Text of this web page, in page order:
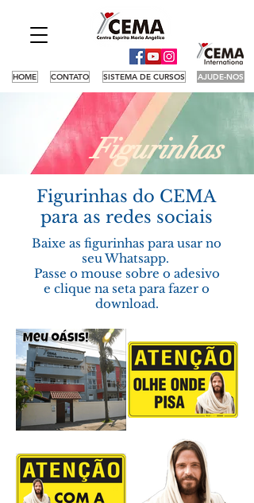
HOME CONTATO SISTEMA DE CURSOS AJUDE-NOS
Figurinhas
Figurinhas do CEMA
para as redes sociais
Baixe as figurinhas para usar no
seu Whatsapp.
Passe o mouse sobre o adesivo
e clique na seta para fazer o
download.